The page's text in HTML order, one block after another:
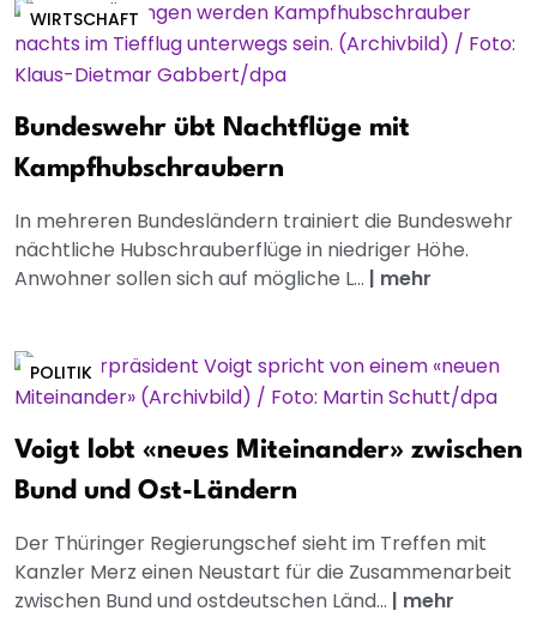
WIRTSCHAFT
Bundeswehr übt Nachtflüge mit
Kampfhubschraubern
In mehreren Bundesländern trainiert die Bundeswehr
nächtliche Hubschrauberflüge in niedriger Höhe.
Anwohner sollen sich auf mögliche L... | mehr
POLITIK
Voigt lobt «neues Miteinander» zwischen
Bund und Ost-Ländern
Der Thüringer Regierungschef sieht im Treffen mit
Kanzler Merz einen Neustart für die Zusammenarbeit
zwischen Bund und ostdeutschen Länd... | mehr